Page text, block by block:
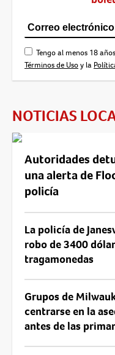
Tengo al menos 18
Términos de Usoy la
NOTICIAS
Autoridades
una alerta de
policía
La policía de
robo de 3400
tragamonedas
Grupos de
centrarse en la
antes de las